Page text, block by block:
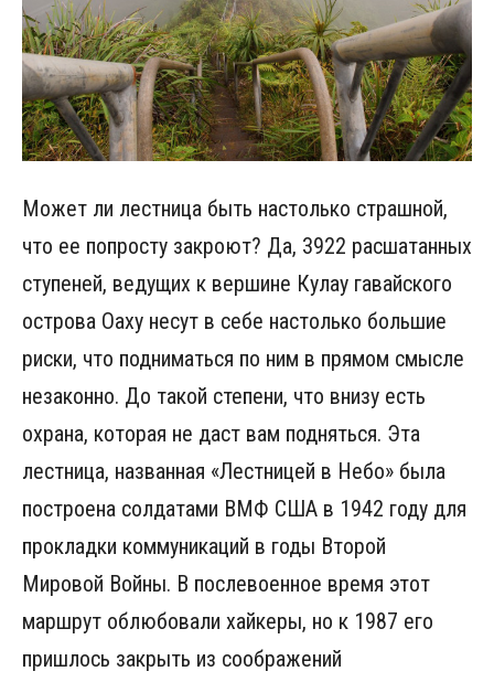
Может ли лестница быть настолько страшной,
что ее попросту закроют? Да, 3922 расшатанных
ступеней, ведущих к вершине Кулау гавайского
острова Оаху несут в себе настолько большие
риски, что подниматься по ним в прямом смысле
незаконно. До такой степени, что внизу есть
охрана, которая не даст вам подняться. Эта
лестница, названная «Лестницей в Небо» была
построена солдатами ВМФ США в 1942 году для
прокладки коммуникаций в годы Второй
Мировой Войны. В послевоенное время этот
маршрут облюбовали хайкеры, но к 1987 его
пришлось закрыть из соображений